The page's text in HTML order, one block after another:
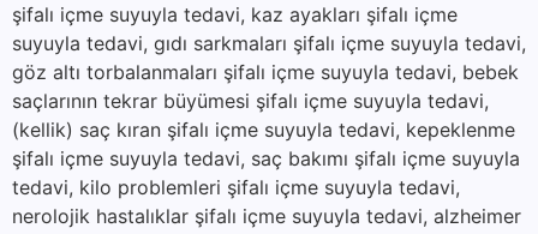
şifalı içme suyuyla tedavi, kaz ayakları şifalı içme
suyuyla tedavi, gıdı sarkmaları şifalı içme suyuyla tedavi,
göz altı torbalanmaları şifalı içme suyuyla tedavi, bebek
saçlarının tekrar büyümesi şifalı içme suyuyla tedavi,
(kellik) saç kıran şifalı içme suyuyla tedavi, kepeklenme
şifalı içme suyuyla tedavi, saç bakımı şifalı içme suyuyla
tedavi, kilo problemleri şifalı içme suyuyla tedavi,
nerolojik hastalıklar şifalı içme suyuyla tedavi, alzheimer